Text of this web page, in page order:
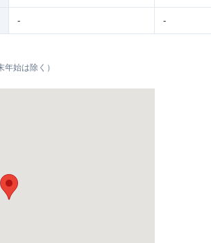
- -
始は除く）